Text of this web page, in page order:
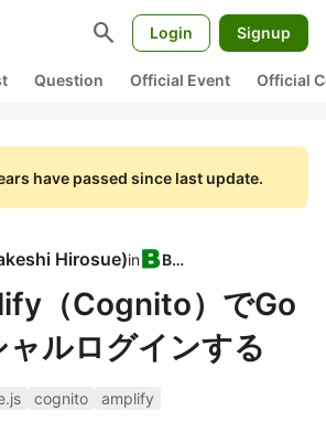
search Login Signup
Question Official Event Official
have passed since last update.
Hirosue)in BTC
（Cognito）でGo
ルログインする
cognito
amplify